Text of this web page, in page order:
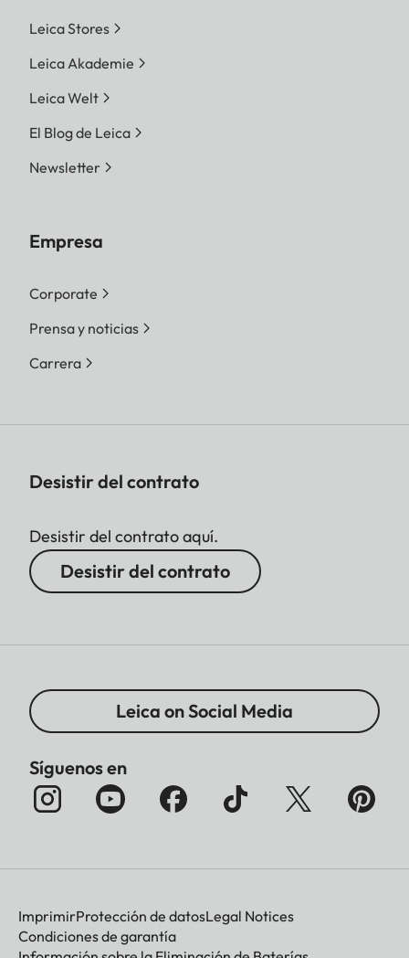
Leica Stores
Leica Akademie
Leica Welt
El Blog de Leica
Newsletter
Empresa
Corporate
Prensa y noticias
Carrera
Desistir del contrato
Desistir del contrato aquí.
Desistir del contrato
Leica on Social Media
Síguenos en
ImprimirProtección de datosLegal Notices
Condiciones de garantía